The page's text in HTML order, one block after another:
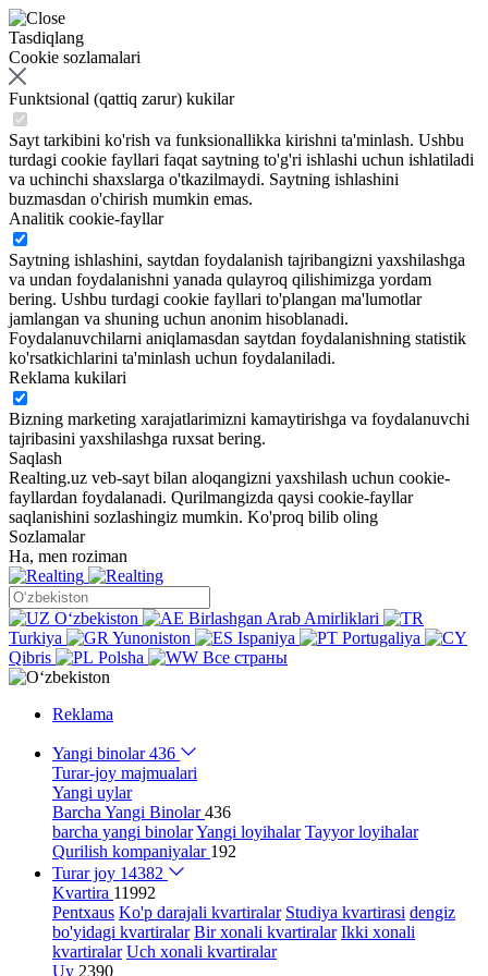
Tasdiqlang
Cookie sozlamalari
Funktsional (qattiq zarur) kukilar
Sayt tarkibini ko'rish va funksionallikka kirishni ta'minlash. Ushbu
turdagi cookie fayllari faqat saytning to'g'ri ishlashi uchun ishlatiladi
va uchinchi shaxslarga o'tkazilmaydi. Saytning ishlashini
buzmasdan o'chirish mumkin emas.
Analitik cookie-fayllar
Saytning ishlashini, saytdan foydalanish tajribangizni yaxshilashga
va undan foydalanishni yanada qulayroq qilishimizga yordam
bering. Ushbu turdagi cookie fayllari to'plangan ma'lumotlar
jamlangan va shuning uchun anonim hisoblanadi.
Foydalanuvchilarni aniqlamasdan saytdan foydalanishning statistik
ko'rsatkichlarini ta'minlash uchun foydalaniladi.
Reklama kukilari
Bizning marketing xarajatlarimizni kamaytirishga va foydalanuvchi
tajribasini yaxshilashga ruxsat bering.
Saqlash
Realting.uz veb-sayt bilan aloqangizni yaxshilash uchun cookie-
fayllardan foydalanadi. Qurilmangizda qaysi cookie-fayllar
saqlanishini sozlashingiz mumkin. Ko'proq bilib oling
Sozlamalar
Ha, men roziman
Oʻzbekiston
Birlashgan Arab Amirliklari
Turkiya
Yunoniston Ispaniya
Portugaliya
Qibris
Polsha Все страны
Reklama
Yangi binolar436
Turar-joy majmualari
Yangi uylar
Barcha Yangi Binolar436
barcha yangi binolarYangi loyihalar Tayyor loyihalar
Qurilish kompaniyalar 192
Turar joy 14382
Kvartira 11992
Pentxaus Ko'p darajali kvartiralar Studiya kvartirasi dengiz
bo'yidagi kvartiralar Bir xonali kvartiralar Ikki xonali
kvartiralar Uch xonali kvartiralar
Uy 2390